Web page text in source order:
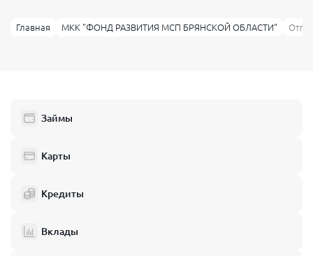
Главная МКК "ФОНД РАЗВИТИЯ МСП БРЯНСКОЙ ОБЛАСТИ"
Займы
Карты
Кредиты
Вклады